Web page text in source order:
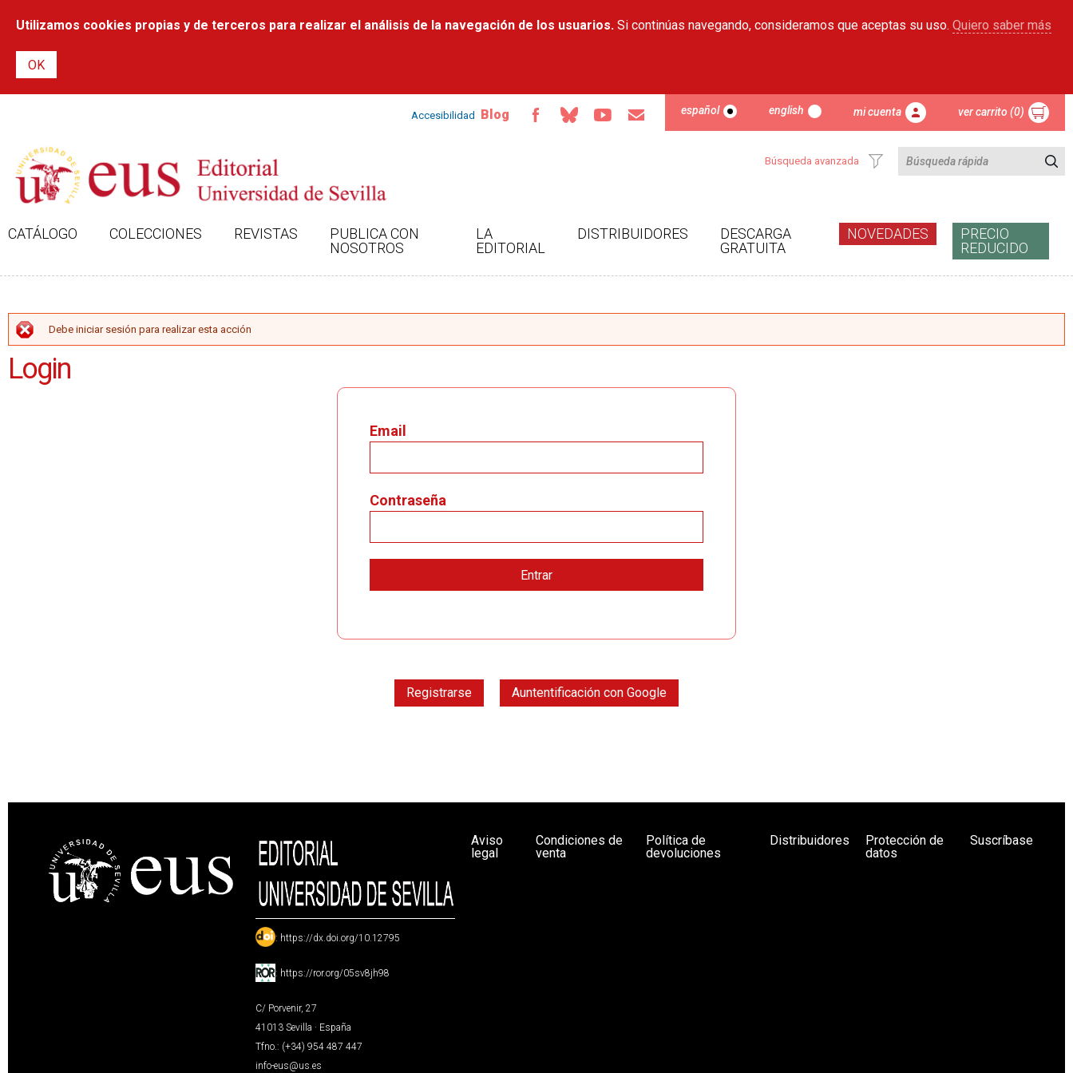
contenido
Utilizamos cookies propias y de terceros para realizar el análisis de la navegación de los usuarios. Si continúas navegando, consideramos que aceptas su uso. Quiero saber más
Accesibilidad Blog español english mi cuenta ver carrito (0)
Búsqueda avanzada
CATÁLOGO COLECCIONES REVISTAS
PUBLICA CON
NOSOTROS
LA
EDITORIAL
DISTRIBUIDORES
DESCARGA
GRATUITA
NOVEDADES
PRECIO
REDUCIDO
MENSAJE DE ERROR
Debe iniciar sesión para realizar esta acción
Login
Email
Contraseña
Registrarse Auntentificación con Google
: https://dx.doi.org/10.12795
: https://ror.org/05sv8jh98
C/ Porvenir, 27
41013 Sevilla · España
Tfno.: (+34) 954 487 447
info-eus@us.es
Aviso
legal
Condiciones de
venta
Política de
devoluciones
Distribuidores
Protección de
datos
Suscríbase